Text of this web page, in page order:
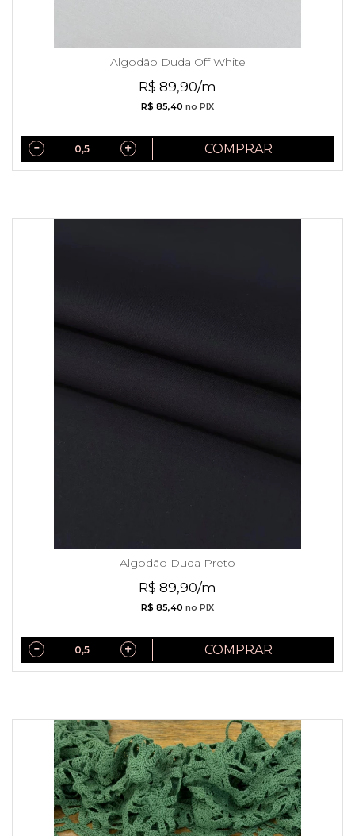
Algodão Duda Off White
R$ 89,90/m
R$ 85,40 no PIX
COMPRAR
Algodão Duda Preto
R$ 89,90/m
R$ 85,40 no PIX
COMPRAR